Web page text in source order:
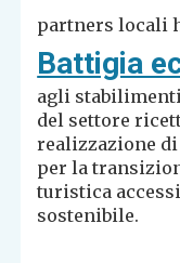
partners locali
Battigia
agli
del settore
realizzazione
per la
turistica
sostenibile.